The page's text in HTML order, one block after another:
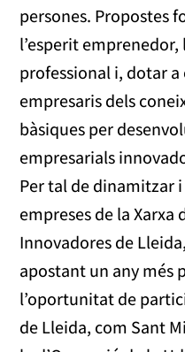
persones. Propostes
l’esperit
professional i, dotar
empresaris dels
bàsiques per
empresarials
Per tal de dinamitzar
empreses de la Xarxa
Innovadores de
apostant un any més
l’oportunitat de
de Lleida, com Sant